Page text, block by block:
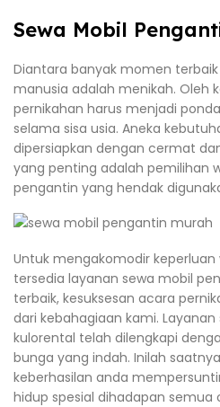
Sewa Mobil
Diantara banyak momen
manusia adalah menikah. Oleh
pernikahan harus menjadi
selama sisa usia. Aneka
dipersiapkan dengan cermat
yang penting adalah pemilihan
pengantin yang hendak
Untuk mengakomodir
tersedia layanan sewa mobil
terbaik, kesuksesan acara
dari kebahagiaan kami.
kulorental telah dilengkapi
bunga yang indah. Inilah
keberhasilan anda
hidup spesial dihadapan semua